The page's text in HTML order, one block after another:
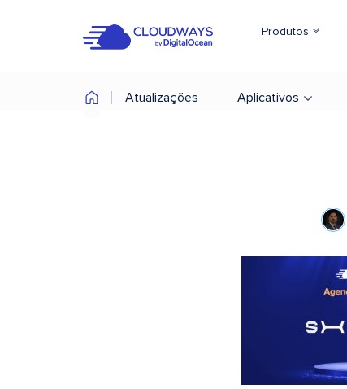
Produtos
Atualizações Aplicativos